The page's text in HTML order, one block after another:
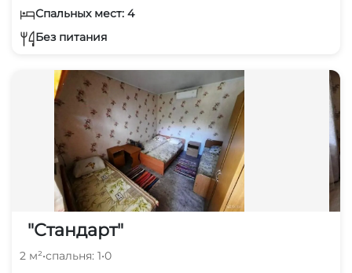
Спальных мест: 4
Без питания
"Стандарт"
2 м²•спальня: 1•0